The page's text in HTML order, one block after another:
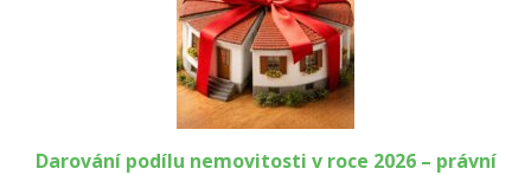
Darování podílu nemovitosti v roce 2026 – právní